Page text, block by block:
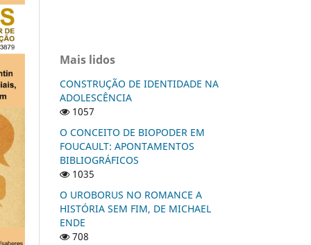
Mais lidos
CONSTRUÇÃO DE IDENTIDADE NA
ADOLESCÊNCIA
1057
O CONCEITO DE BIOPODER EM
FOUCAULT: APONTAMENTOS
BIBLIOGRÁFICOS
1035
O UROBORUS NO ROMANCE A
HISTÓRIA SEM FIM, DE MICHAEL
ENDE
708